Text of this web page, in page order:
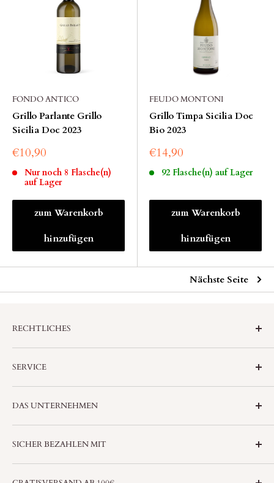
FONDO ANTICO
Grillo Parlante Grillo
Sicilia Doc 2023
€10,90
Nur noch 8 Flasche(n)
auf Lager
zum Warenkorb
hinzufügen
FEUDO MONTONI
Grillo Timpa Sicilia Doc
Bio 2023
€14,90
92 Flasche(n) auf Lager
zum Warenkorb
hinzufügen
Nächste Seite
RECHTLICHES
Datenschutzerkärung
AGB
Widerrufsrecht
Impressum
SERVICE
Versand
FAQ
Newsletter
B2B Kunde werden
DAS UNTERNEHMEN
Über uns
SICHER BEZAHLEN MIT
Paypal